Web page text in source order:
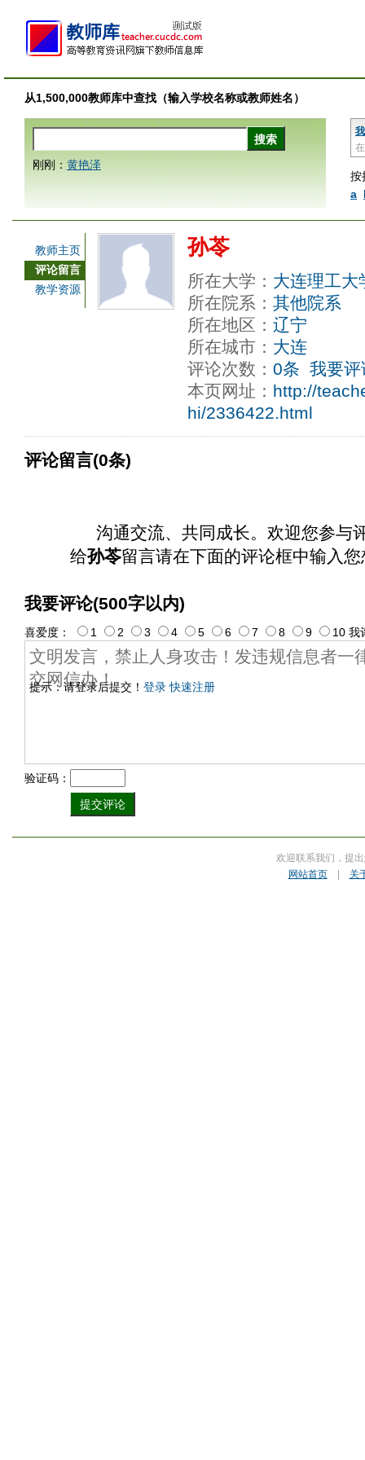
从1,500,000教师库中查找（输入学校名称或教师姓名）
按
a
刚刚： 黄艳泽
教师主页
评论留言
教学资源
孙苓
所在大学： 大连理工大
所在院系： 其他院系
所在地区： 辽宁
所在城市： 大连
评论次数： 0条 我要评
本页网址： http://
hi/2336422.html
评论留言(0条)
沟通交流、共同成长。欢迎您参与
给孙苓留言请在下面的评论框中输入
我要评论(500字以内)
提示：请登录后提交！ 登录 快速注册
喜爱度： 1 2 3 4 5 6 7 8 9 10 我
验证码：
欢迎联系我们，提
网站首页| 关